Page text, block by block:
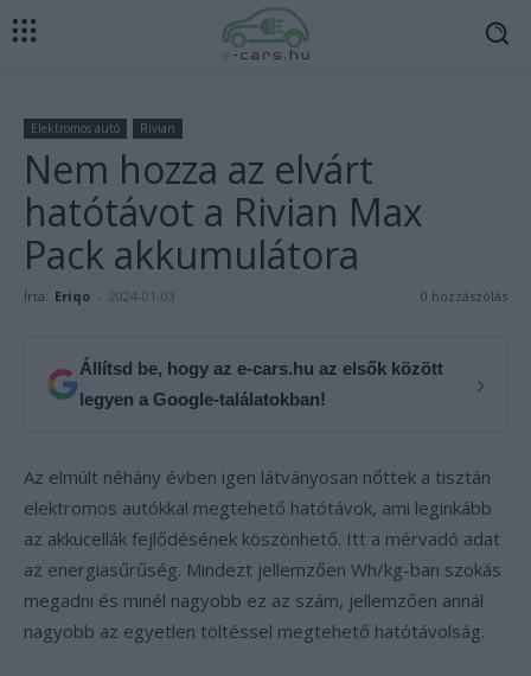
Elektromos autó Rivian
Nem hozza az elvárt
hatótávot a Rivian Max
Pack akkumulátora
Írta: Eriqo - 2024-01-03 0 hozzászólás
Állítsd be, hogy az e-cars.hu az elsők között
legyen a Google-találatokban!
›
Az elmúlt néhány évben igen látványosan nőttek a tisztán
elektromos autókkal megtehető hatótávok, ami leginkább
az akkucellák fejlődésének köszönhető. Itt a mérvadó adat
az energiasűrűség. Mindezt jellemzően Wh/kg-ban szokás
megadni és minél nagyobb ez az szám, jellemzően annál
nagyobb az egyetlen töltéssel megtehető hatótávolság.